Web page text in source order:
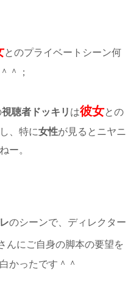
とのプライベートシーン何
＾；
視聴者ドッキリ は彼女との
、特に女性が見るとニヤニ
ー。
のシーンで、ディレクター
んにご自身の脚本の要望を
かったです＾＾